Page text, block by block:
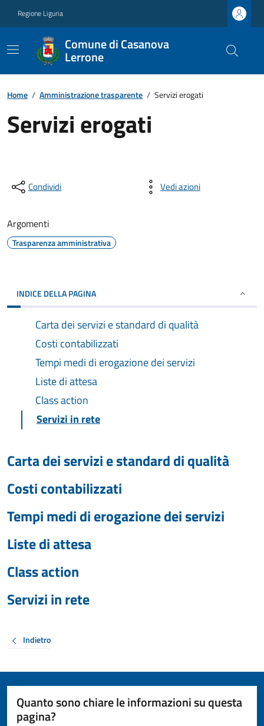
Regione Liguria
Comune di Casanova
Lerrone
Home / Amministrazione trasparente / Servizi erogati
Servizi erogati
Condividi Vedi azioni
Argomenti
Trasparenza amministrativa
INDICE DELLA PAGINA
Carta dei servizi e standard di qualità
Costi contabilizzati
Tempi medi di erogazione dei servizi
Liste di attesa
Class action
Servizi in rete
Carta dei servizi e standard di qualità
Costi contabilizzati
Tempi medi di erogazione dei servizi
Liste di attesa
Class action
Servizi in rete
Indietro
Quanto sono chiare le informazioni su questa
pagina?